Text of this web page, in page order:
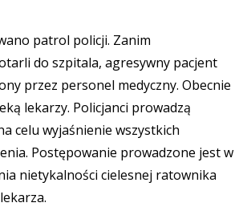
patrol policji. Zanim
do szpitala, agresywny pacjent
przez personel medyczny. Obecnie
lekarzy. Policjanci prowadzą
celu wyjaśnienie wszystkich
Postępowanie prowadzone jest w
nietykalności cielesnej ratownika